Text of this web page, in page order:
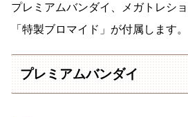
プレミアムバンダイ、メガトレシ
「特製ブロマイド」が付属します。
プレミアムバンダイ